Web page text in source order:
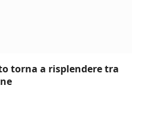
torna a risplendere tra